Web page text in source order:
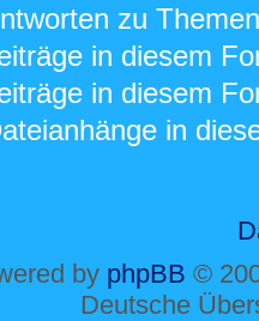
zu
in diesem
in diesem
in
by phpBB ©
Deutsche